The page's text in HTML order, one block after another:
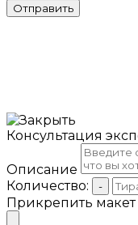
Отправить
Консультация
Описание
Количество:
-
Прикрепить